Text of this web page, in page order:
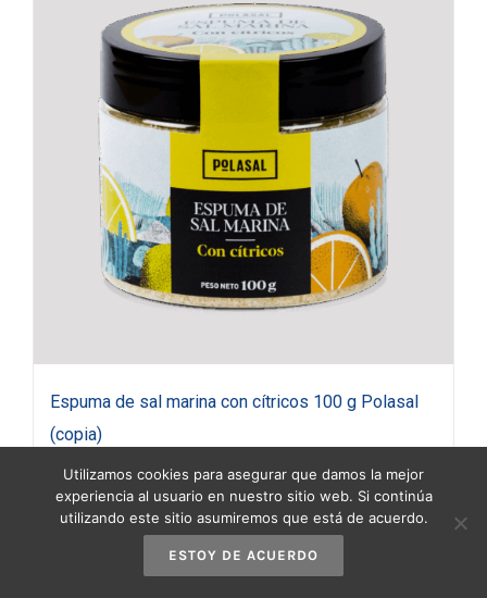
Espuma de sal marina con cítricos 100 g Polasal
(copia)
3,90€ (IVA incluido)
Utilizamos cookies para asegurar que damos la mejor
experiencia al usuario en nuestro sitio web. Si continúa
utilizando este sitio asumiremos que está de acuerdo.
ESTOY DE ACUERDO